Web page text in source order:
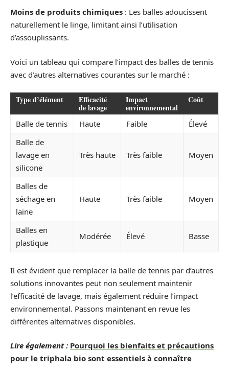
Moins de produits chimiques : Les balles adoucissent
naturellement le linge, limitant ainsi l’utilisation
d’assouplissants.
Voici un tableau qui compare l’impact des balles de tennis
avec d’autres alternatives courantes sur le marché :
Type d’élément Efficacité
de lavage
Impact
environnemental
Coût
Balle de tennis Haute Faible
Élevé
Balle de
lavage en
silicone
Très haute Très faible Moyen
Balles de
séchage en
laine
Haute Très faible Moyen
Balles en
plastique
Modérée Élevé Basse
Il est évident que remplacer la balle de tennis par d’autres
solutions innovantes peut non seulement maintenir
l’efficacité de lavage, mais également réduire l’impact
environnemental. Passons maintenant en revue les
différentes alternatives disponibles.
Lire également : Pourquoi les bienfaits et précautions
pour le triphala bio sont essentiels à connaître